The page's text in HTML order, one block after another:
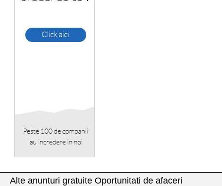
Alte anunturi gratuite Oportunitati de afaceri